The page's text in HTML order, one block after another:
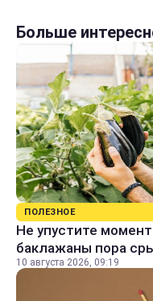
Больше
ПОЛЕЗНОЕ
Не упустите
баклажаны пора
10 августа 2026, 09:19